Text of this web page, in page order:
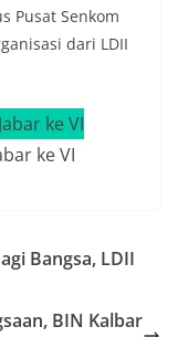
Pusat Senkom
dari LDII
ke VI
Bangsa, LDII
BIN Kalbar